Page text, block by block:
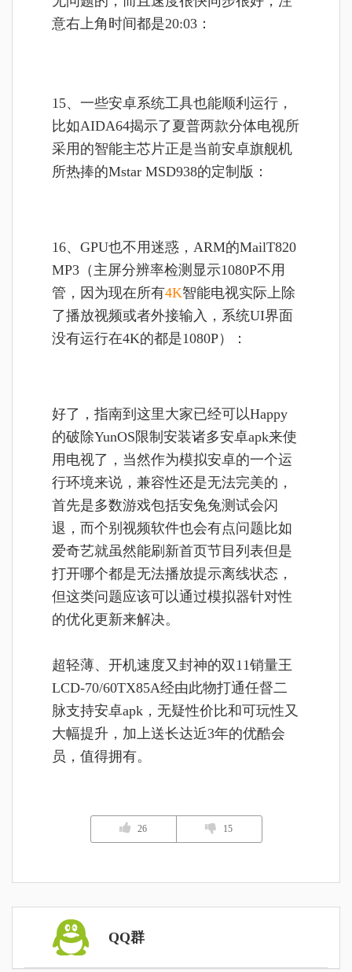
意右上角时间都是20:03：
15、一些安卓系统工具也能顺利运行，
比如AIDA64揭示了夏普两款分体电视所
采用的智能主芯片正是当前安卓旗舰机
所热捧的Mstar MSD938的定制版：
16、GPU也不用迷惑，ARM的MailT820
MP3（主屏分辨率检测显示1080P不用
管，因为现在所有4K智能电视实际上除
了播放视频或者外接输入，系统UI界面
没有运行在4K的都是1080P）：
好了，指南到这里大家已经可以Happy
的破除YunOS限制安装诸多安卓apk来使
用电视了，当然作为模拟安卓的一个运
行环境来说，兼容性还是无法完美的，
首先是多数游戏包括安兔兔测试会闪
退，而个别视频软件也会有点问题比如
爱奇艺就虽然能刷新首页节目列表但是
打开哪个都是无法播放提示离线状态，
但这类问题应该可以通过模拟器针对性
的优化更新来解决。
超轻薄、开机速度又封神的双11销量王
LCD-70/60TX85A经由此物打通任督二
脉支持安卓apk，无疑性价比和可玩性又
大幅提升，加上送长达近3年的优酷会
员，值得拥有。
26 15
QQ群